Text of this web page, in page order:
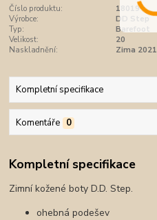
Číslo produktu:
18019
Výrobce:
DD Step
Typ:
Barefoot
Velikost:
20
Naskladnění:
Zima 2021
Kompletní specifikace
Komentáře 0
Kompletní specifikace
Zimní kožené boty D.D. Step.
ohebná podešev